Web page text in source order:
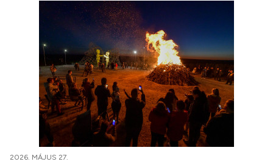
2026. MÁJUS 27.